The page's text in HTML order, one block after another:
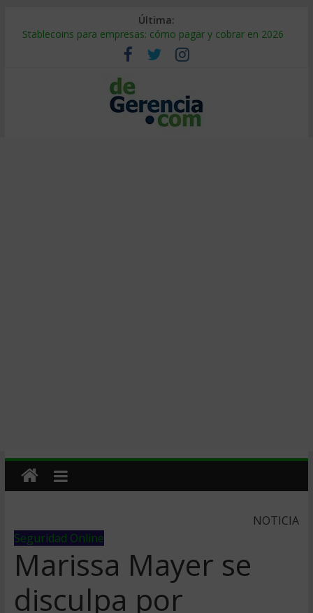
Última:
Stablecoins para empresas: cómo pagar y cobrar en 2026
Despido silencioso: qué es y por qué sale tan caro
IA en selección de personal: cómo auditarla a tiempo
Trabajo forzoso en la cadena de suministro: qué hacer
Mercado hispano de EE. UU.: cómo segmentarlo y venderle
NOTICIA
Seguridad Online
Marissa Mayer se
disculpa por